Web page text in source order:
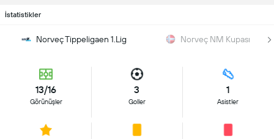
İstatistikler
Norveç Tippeligaen 1.Lig Norveç NM Kupası
13/16
Görünüşler
3
Goller
1
Asistler